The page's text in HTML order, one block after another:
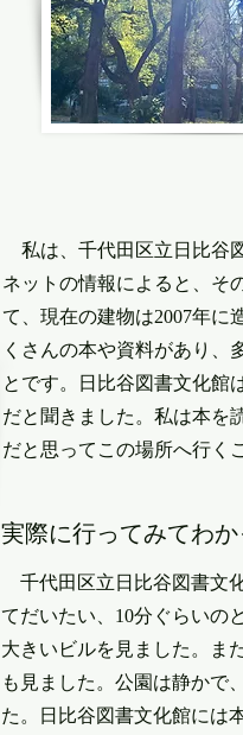
実際に行ってみてわ
千代田区立日比谷図書文
てだいたい、10分ぐらいの
大きいビルを見ました。ま
も見ました。公園は静かで
た。日比谷図書文化館には
私は、千代田区立日比谷
ネットの情報によると、そ
て、現在の建物は2007年に
くさんの本や資料があり、
とです。日比谷図書文化館
だと聞きました。私は本を
だと思ってこの場所へ行く